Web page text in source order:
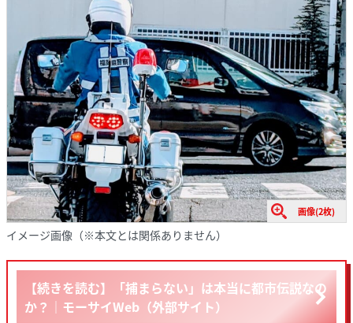
画像(2枚)
イメージ画像（※本文とは関係ありません）
【続きを読む】「捕まらない」は本当に都市伝説なの
か？｜モーサイWeb（外部サイト）